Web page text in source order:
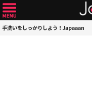
手洗いをしっかりしよう！Japaaan